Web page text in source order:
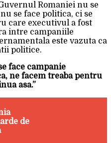
Romaniei nu se
se face politica, ci se
care executivul a fost
intre campaniile
este vazuta ca
politice.
face campanie
ne facem treaba pentru
asa.”
de